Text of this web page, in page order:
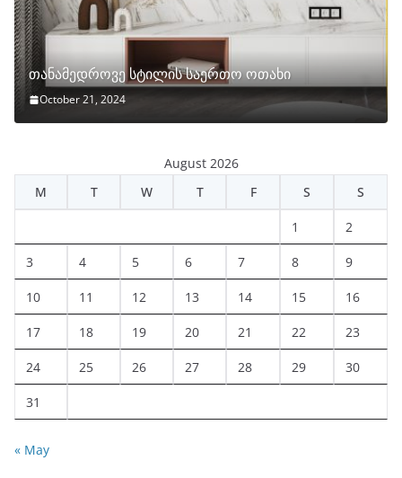
თანამედროვე სტილის საერთო ოთახი
October 21, 2024
August 2026
M
T W T F S S
1 2
3 4 5 6 7 8 9
10 11 12 13 14 15 16
17 18 19 20 21 22 23
24 25 26 27 28 29 30
31
« May